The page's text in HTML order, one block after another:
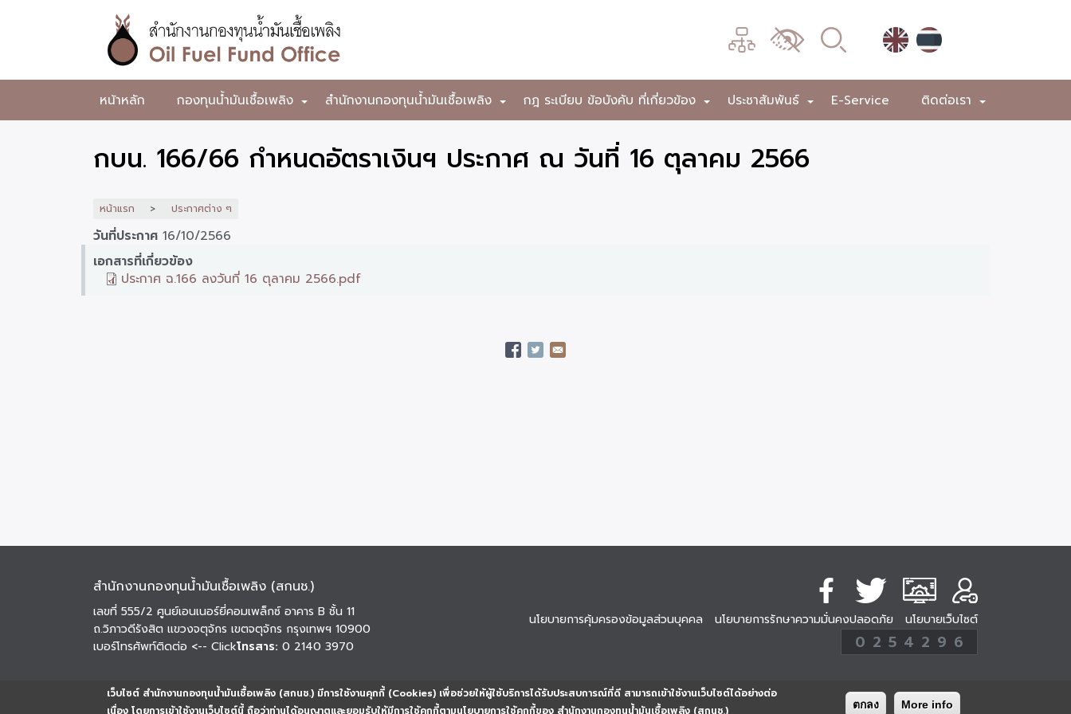
เว็บไซต์ สำนักงานกองทุนน้ำมันเชื้อเพลิง (สกนช.) มีการใช้งานคุกกี้ (Cookies) เพื่อช่วยให้ผู้ใช้บริการได้รับประสบการณ์ที่ดี สามารถเข้าใช้งานเว็บไซต์ได้อย่างต่อ
เนื่อง โดยการเข้าใช้งานเว็บไซต์นี้ ถือว่าท่านได้อนุญาตและยอมรับให้มีการใช้คุกกี้ตามนโยบายการใช้คุกกี้ของ สำนักงานกองทุนน้ำมันเชื้อเพลิง (สกนช.)
ตกลง More info
หลัก
สำนักงาน
กองทุน
น้ำมัน
เพลิง
เมนู
เปลี่ยน
ผล
หน้าหลัก +
กองทุนน้ำมันเชื้อเพลิง +
สำนักงานกองทุนน้ำมันเชื้อเพลิง +
กฎ ระเบียบ ข้อบังคับ ที่เกี่ยวข้อง +
ประชาสัมพันธ์ E-Service +
ติดต่อเรา
กบน. 166/66 กำหนดอัตราเงินฯ ประกาศ ณ วันที่ 16 ตุลาคม 2566
หน้าแรก ประกาศต่าง ๆ
วันที่ประกาศ 16/10/2566
เอกสารที่เกี่ยวข้อง
ประกาศ ฉ.166 ลงวันที่ 16 ตุลาคม 2566.pdf
สำนักงานกองทุนน้ำมันเชื้อเพลิง (สกนช.)
เลขที่ 555/2 ศูนย์เอนเนอร์ยี่คอมเพล็กซ์ อาคาร B ชั้น 11
ถ.วิภาวดีรังสิต แขวงจตุจักร เขตจตุจักร กรุงเทพฯ 10900
เบอร์โทรศัพท์ติดต่อ <-- Clickโทรสาร: 0 2140 3970
นโยบายการคุ้มครองข้อมูลส่วนบุคคล นโยบายการรักษาความมั่นคงปลอดภัย นโยบายเว็บไซต์
254296
ครั้ง
0 2 5 4 2 9 6